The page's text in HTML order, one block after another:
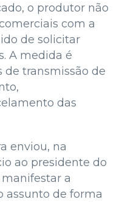
o produtor não
com a
de solicitar
A medida é
de transmissão de
das
enviou, na
ao presidente do
a
assunto de forma